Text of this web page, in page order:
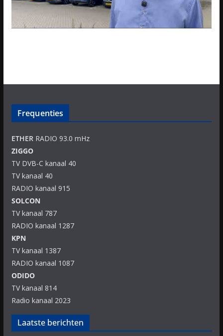
Frequenties
ETHERRADIO 93.0 mHz
ZIGGO
TV DVB-C kanaal 40
TV kanaal 40
RADIO kanaal 915
SOLCON
TV kanaal 787
RADIO kanaal 1287
KPN
TV kanaal 1387
RADIO kanaal 1087
ODIDO
TV kanaal 814
Radio kanaal 2023
Laatste berichten